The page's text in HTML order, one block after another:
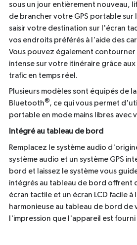
sous un jour entièrement nouveau,
de brancher votre GPS portable sur
saisir votre destination sur l'écran
vos endroits préférés à l'aide des
Vous pouvez également contourner
intense sur votre itinéraire grâce
trafic en temps réel.
Plusieurs modèles sont équipés de
Bluetooth®, ce qui vous permet
portable en mode mains libres avec
Intégré au tableau de bord
Remplacez le système audio
système audio et un système GPS
bord et laissez le système vous
intégrés au tableau de bord offrent
écran tactile et un écran LCD facile
harmonieuse au tableau de bord
l'impression que l'appareil est fourni